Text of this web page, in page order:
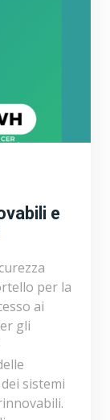
e
per la
ai
gli
sistemi